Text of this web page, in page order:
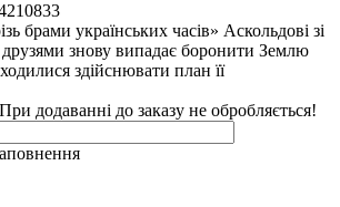
брами українських часів» Аскольдові зі
знову випадає боронити Землю
здійснювати план її
При додаванні до заказу не обробляється!